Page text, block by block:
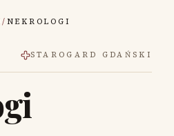
/ NEKROLOGI
STAROGARD GDAŃSKI